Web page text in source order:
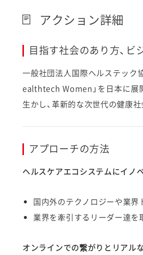
アクション詳細
目指す社会のあり方、ビ
一般社団法人国際ヘルステック
ealthtech Women」を日本に展
生かし、革新的な次世代の健康
アプローチの方法
ヘルスケアエコシステムにイノ
国内外のテクノロジーや業
業界を牽引するリーダー達を
オンラインでの繋がりとリアル